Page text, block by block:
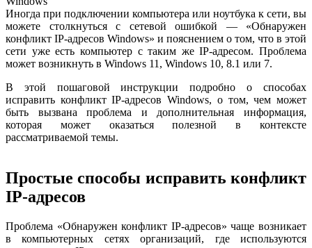
Иногда при подключении компьютера или ноутбука к сети, вы
можете столкнуться с сетевой ошибкой — «Обнаружен
конфликт IP-адресов Windows» и пояснением о том, что в этой
сети уже есть компьютер с таким же IP-адресом. Проблема
может возникнуть в Windows 11, Windows 10, 8.1 или 7.
В этой пошаговой инструкции подробно о способах
исправить конфликт IP-адресов Windows, о том, чем может
быть вызвана проблема и дополнительная информация,
которая может оказаться полезной в контексте
рассматриваемой темы.
Простые способы исправить конфликт
IP-адресов
Проблема «Обнаружен конфликт IP-адресов» чаще возникает
в компьютерных сетях организаций, где используются